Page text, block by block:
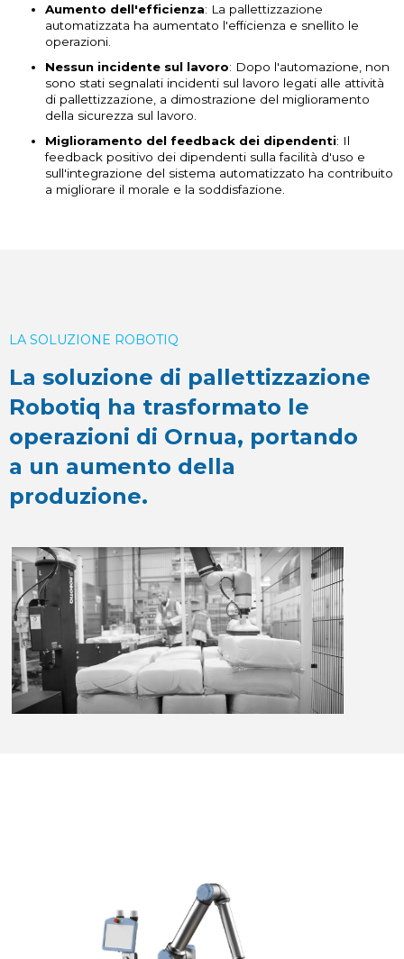
Aumento dell'efficienza: La pallettizzazione
automatizzata ha aumentato l'efficienza e snellito le
operazioni.
Nessun incidente sul lavoro: Dopo l'automazione, non
sono stati segnalati incidenti sul lavoro legati alle attività
di pallettizzazione, a dimostrazione del miglioramento
della sicurezza sul lavoro.
Miglioramento del feedback dei dipendenti: Il
feedback positivo dei dipendenti sulla facilità d'uso e
sull'integrazione del sistema automatizzato ha contribuito
a migliorare il morale e la soddisfazione.
LA SOLUZIONE ROBOTIQ
La soluzione di pallettizzazione
Robotiq ha trasformato le
operazioni di Ornua, portando
a un aumento della
produzione.